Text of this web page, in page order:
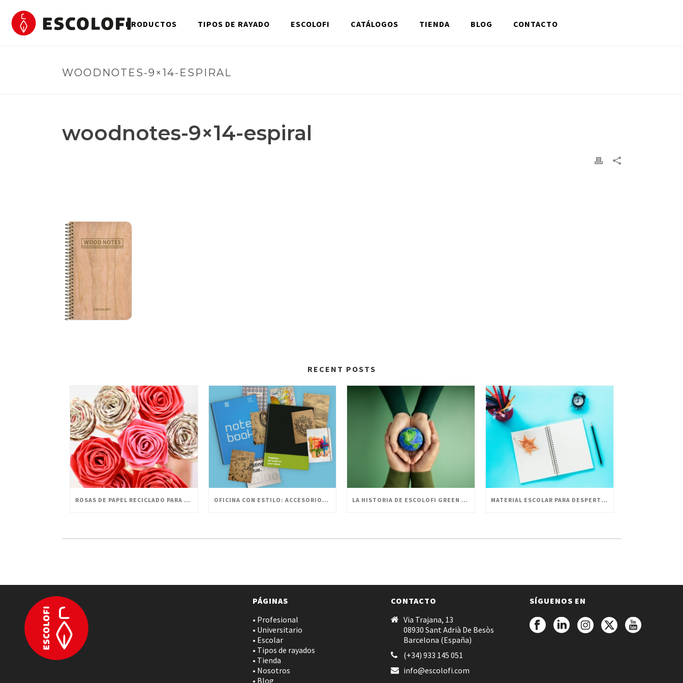
PRODUCTOS TIPOS DE RAYADO ESCOLOFI CATÁLOGOS TIENDA BLOG CONTACTO
WOODNOTES-9×14-ESPIRAL
woodnotes-9×14-espiral
RECENT POSTS
ROSAS DE PAPEL RECICLADO PARA CELEBRAR SANT JORDI OFICINA CON ESTILO: ACCESORIOS PERSONALIZADOS PARA UN ESPACIO INNOVADOR LA HISTORIA DE ESCOLOFI GREEN Y SUS PRODUCTOS MATERIAL ESCOLAR PARA DESPERTAR LA CREATIVIDAD EN PEQUEÑOS ARTISTAS
PÁGINAS
• Profesional
• Universitario
• Escolar
• Tipos de rayados
• Tienda
• Nosotros
• Blog
CONTACTO
Via Trajana, 13
08930 Sant Adrià De Besòs
Barcelona (España)
(+34) 933 145 051
info@escolofi.com
SÍGUENOS EN